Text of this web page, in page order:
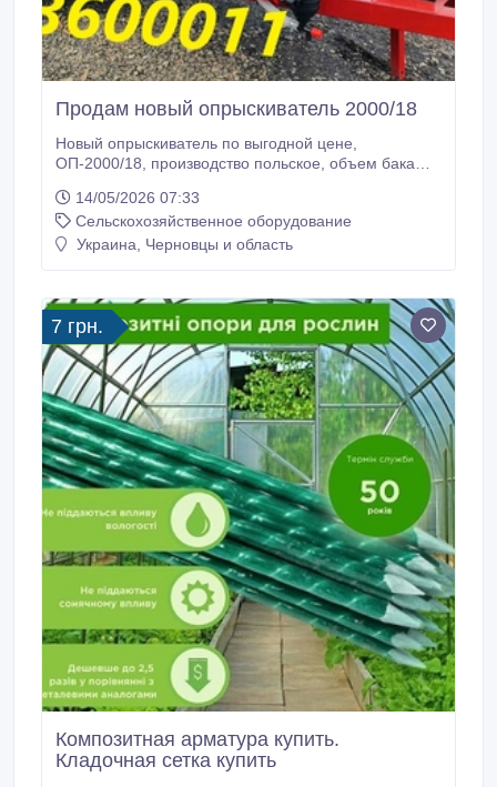
Продам новый опрыскиватель 2000/18
Новый опрыскиватель по выгодной цене,
ОП-2000/18, производство польское, объем бака
Опрыскиватель имеет высокую универсальность,
адаптирован по климатические условия. По всем
вопросам обращайтесь по номеру что указан на
14/05/2026 07:33
Сельскохозяйственное оборудование
Украина, Черновцы и область
7 грн.
Композитная арматура купить.
Кладочная сетка купить